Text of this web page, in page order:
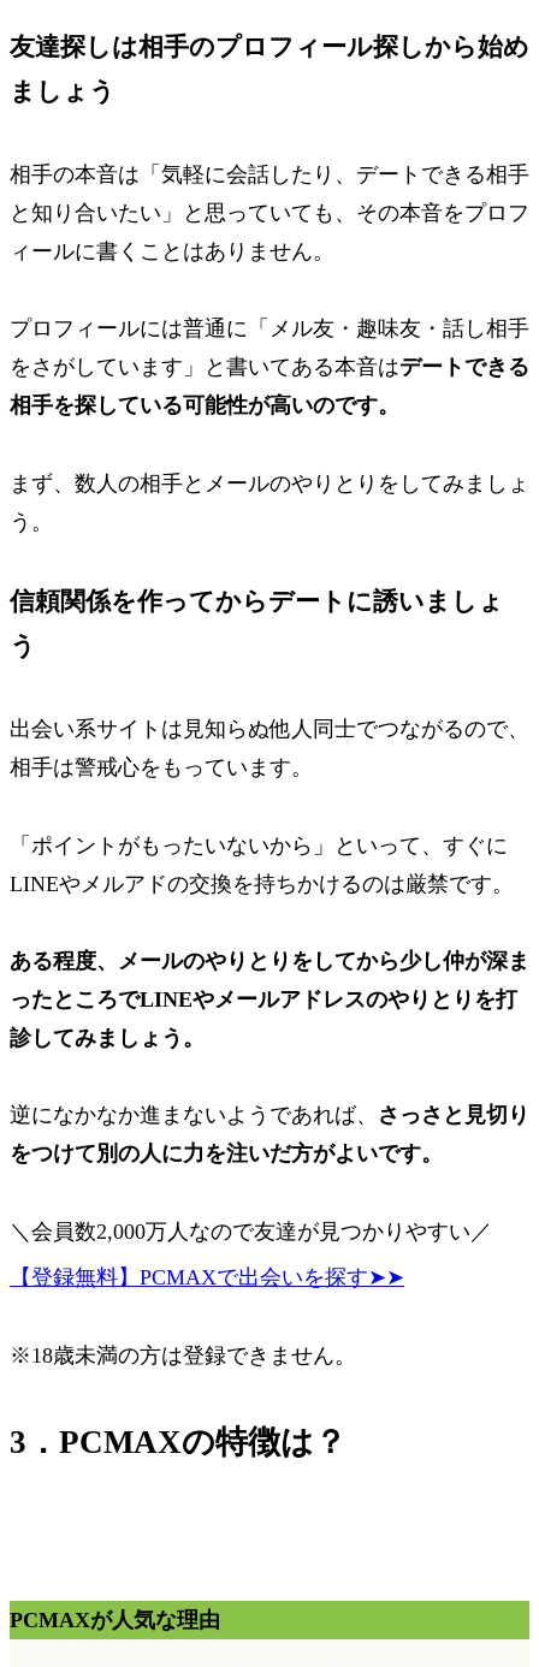
友達探しは相手のプロフィール探しから始め
ましょう
相手の本音は「気軽に会話したり、デートできる相手
と知り合いたい」と思っていても、その本音をプロフ
ィールに書くことはありません。
プロフィールには普通に「メル友・趣味友・話し相手
をさがしています」と書いてある本音はデートできる
相手を探している可能性が高いのです。
まず、数人の相手とメールのやりとりをしてみましょ
う。
信頼関係を作ってからデートに誘いましょ
う
出会い系サイトは見知らぬ他人同士でつながるので、
相手は警戒心をもっています。
「ポイントがもったいないから」といって、すぐに
LINEやメルアドの交換を持ちかけるのは厳禁です。
ある程度、メールのやりとりをしてから少し仲が深ま
ったところでLINEやメールアドレスのやりとりを打
診してみましょう。
逆になかなか進まないようであれば、 さっさと見切り
をつけて別の人に力を注いだ方がよいです。
＼会員数2,000万人なので友達が見つかりやすい／
【登録無料】PCMAXで出会いを探す➤➤
※18歳未満の方は登録できません。
3．PCMAXの特徴は？
PCMAXが人気な理由